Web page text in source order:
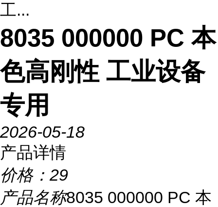
工...
8035 000000 PC 本
色高刚性 工业设备
专用
2026-05-18
产品详情
价格： 29
产品名称8035 000000 PC 本